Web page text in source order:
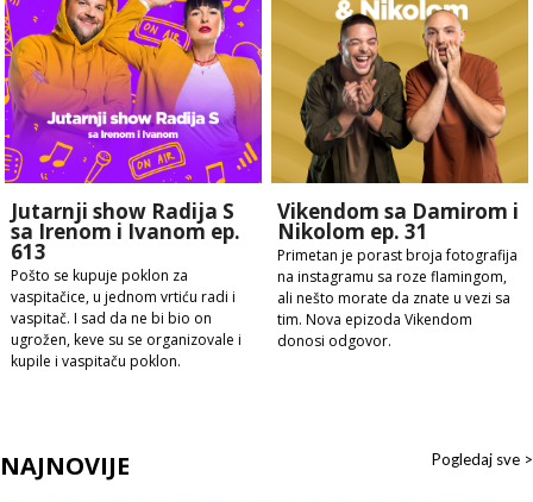
Jutarnji show Radija S
sa Irenom i Ivanom ep.
613
Pošto se kupuje poklon za
vaspitačice, u jednom vrtiću radi i
vaspitač. I sad da ne bi bio on
ugrožen, keve su se organizovale i
kupile i vaspitaču poklon.
Vikendom sa Damirom i
Nikolom ep. 31
Primetan je porast broja fotografija
na instagramu sa roze flamingom,
ali nešto morate da znate u vezi sa
tim. Nova epizoda Vikendom
donosi odgovor.
NAJNOVIJE Pogledaj sve >